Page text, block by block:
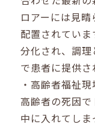
ロアーには見
配置されてい
分化され、調
で患者に提供さ
・高齢者福祉
高齢者の死因
中に入れてしま